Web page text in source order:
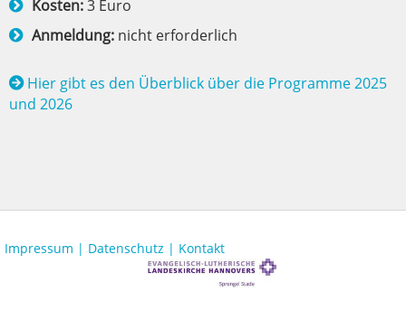
Kosten:3 Euro
Anmeldung: nicht erforderlich
Hier gibt es den Überblick über die Programme 2025
und 2026
Impressum | Datenschutz | Kontakt